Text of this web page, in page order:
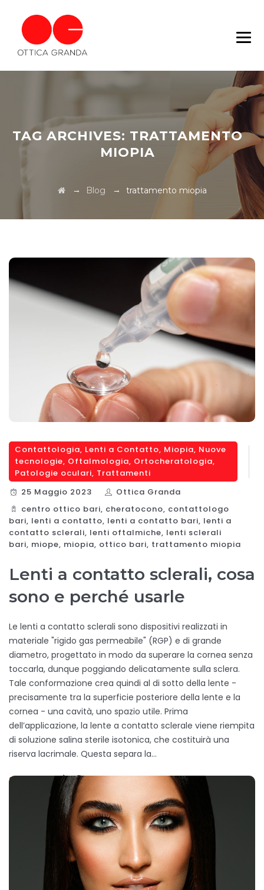
TAG ARCHIVES: TRATTAMENTO
MIOPIA
→ Blog → trattamento miopia
Contattologia, Lenti a Contatto, Miopia, Nuove
tecnologie, Oftalmologia, Ortocheratologia,
Patologie oculari, Trattamenti
25 Maggio 2023
Ottica Granda
centro ottico bari, cheratocono, contattologo
bari, lenti a contatto, lenti a contatto bari, lenti a
contatto sclerali, lenti oftalmiche, lenti sclerali
bari, miope, miopia, ottico bari, trattamento miopia
Lenti a contatto sclerali, cosa
sono e perché usarle
Le lenti a contatto sclerali sono dispositivi realizzati in
materiale "rigido gas permeabile" (RGP) e di grande
diametro, progettato in modo da superare la cornea senza
toccarla, dunque poggiando delicatamente sulla sclera.
Tale conformazione crea quindi al di sotto della lente -
precisamente tra la superficie posteriore della lente e la
cornea - una cavità, uno spazio utile. Prima
dell’applicazione, la lente a contatto sclerale viene riempita
di soluzione salina sterile isotonica, che costituirà una
riserva lacrimale. Questa separa la…
SCOPRI DI PIÙ